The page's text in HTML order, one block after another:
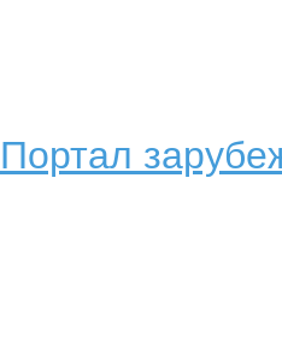
Портал